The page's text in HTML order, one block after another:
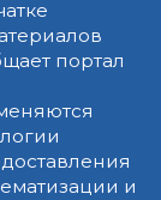
портал
и